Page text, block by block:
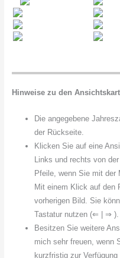
Hinweise zu den
Die angegebene
der Rückseite.
Klicken Sie auf eine
Links und rechts von
Pfeile, wenn Sie mit der
Mit einem Klick auf den
vorherigen Bild. Sie
Tastatur nutzen (⇐ | ⇒ ).
Besitzen Sie weitere
mich sehr freuen, wenn
kurzfristig zur Verfügung